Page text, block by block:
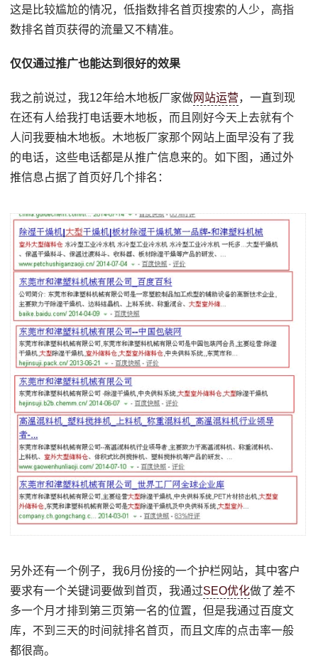
这是比较尴尬的情况，低指数排名首页搜索的人少，高指
数排名首页获得的流量又不精准。
仅仅通过推广也能达到很好的效果
我之前说过，我12年给木地板厂家做网站运营，一直到现
在还有人给我打电话要木地板，而且刚好今天上去就有个
人问我要柚木地板。木地板厂家那个网站上面早没有了我
的电话，这些电话都是从推广信息来的。如下图，通过外
推信息占据了首页好几个排名：
另外还有一个例子，我6月份接的一个护栏网站，其中客户
要求有一个关键词要做到首页，我通过SEO优化做了差不
多一个月才排到第三页第一名的位置，但是我通过百度文
库，不到三天的时间就排名首页，而且文库的点击率一般
都很高。